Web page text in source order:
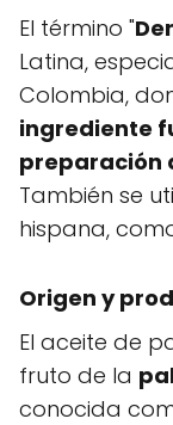
El término "
Latina,
Colombia,
ingrediente
preparación
También se
hispana,
Origen y
El aceite de
fruto de la
conocida